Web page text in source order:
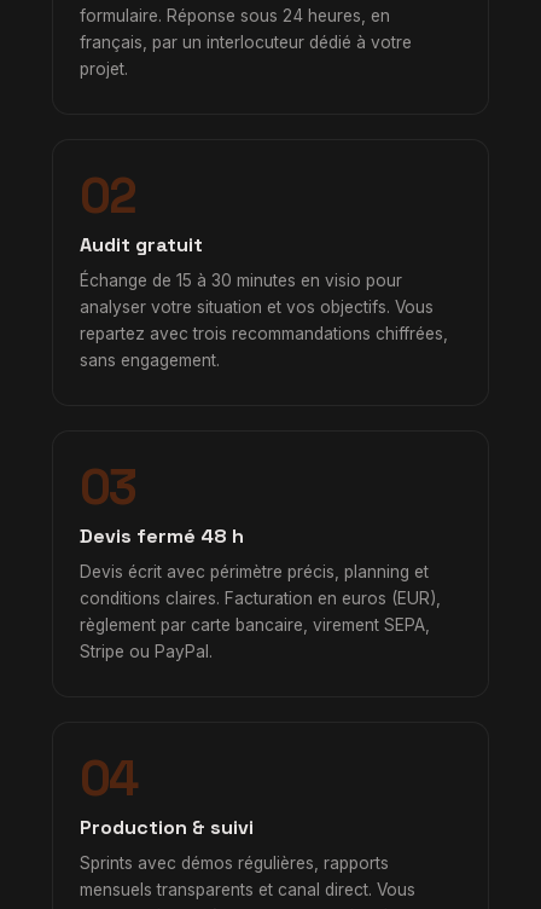
formulaire. Réponse sous 24 heures, en
français, par un interlocuteur dédié à votre
projet.
02
Audit gratuit
Échange de 15 à 30 minutes en visio pour
analyser votre situation et vos objectifs. Vous
repartez avec trois recommandations chiffrées,
sans engagement.
03
Devis fermé 48 h
Devis écrit avec périmètre précis, planning et
conditions claires. Facturation en euros (EUR),
règlement par carte bancaire, virement SEPA,
Stripe ou PayPal.
04
Production & suivi
Sprints avec démos régulières, rapports
mensuels transparents et canal direct. Vous